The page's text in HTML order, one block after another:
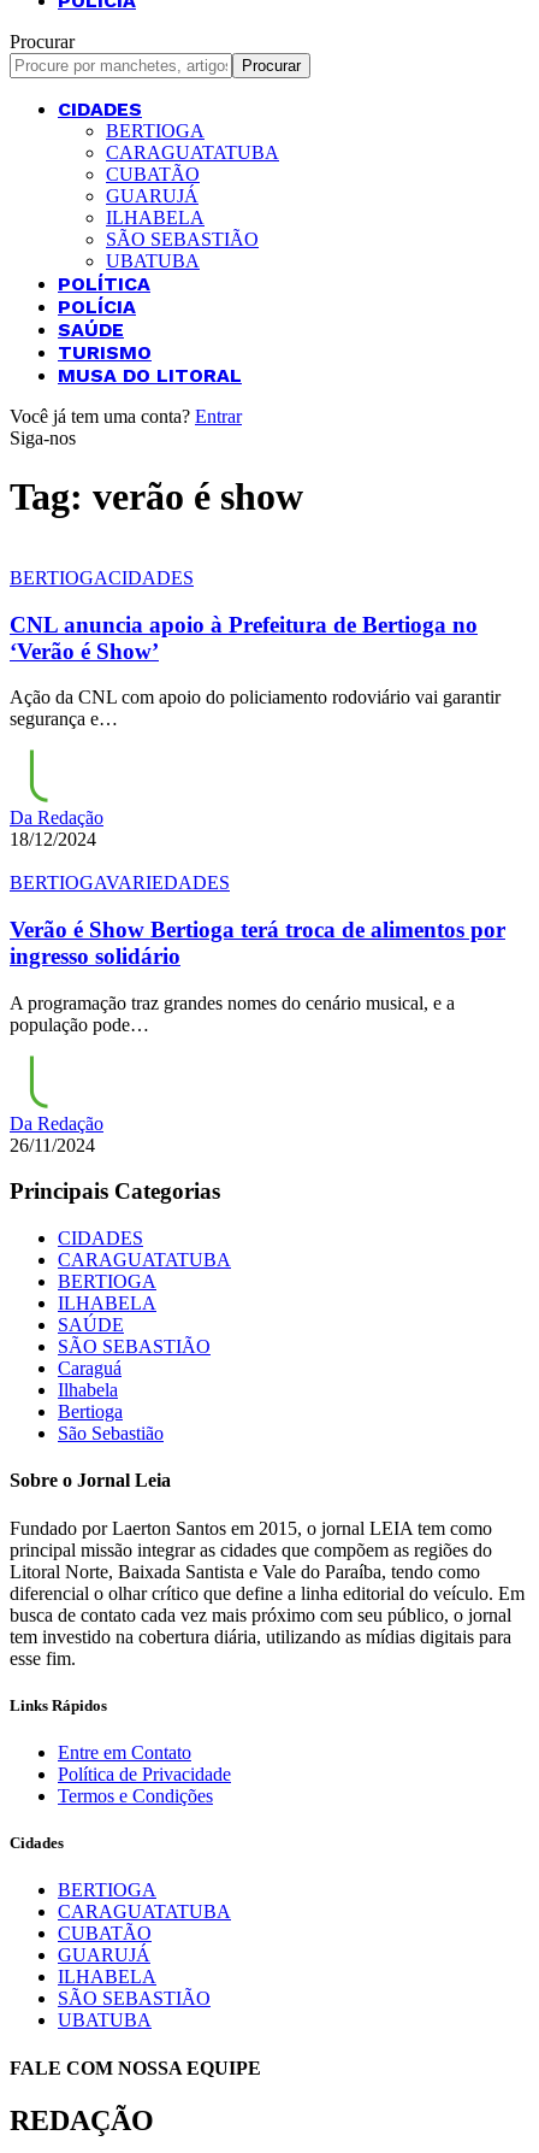
Procurar
CIDADES
BERTIOGA
CARAGUATATUBA
CUBATÃO
GUARUJÁ
ILHABELA
SÃO SEBASTIÃO
UBATUBA
POLÍTICA
POLÍCIA
SAÚDE
TURISMO
MUSA DO LITORAL
Você já tem uma conta? Entrar
Siga-nos
Tag: verão é show
BERTIOGACIDADES
CNL anuncia apoio à Prefeitura de Bertioga no
‘Verão é Show’
Ação da CNL com apoio do policiamento rodoviário vai garantir
segurança e…
Da Redação
18/12/2024
BERTIOGAVARIEDADES
Verão é Show Bertioga terá troca de alimentos por
ingresso solidário
A programação traz grandes nomes do cenário musical, e a
população pode…
Da Redação
26/11/2024
Principais Categorias
CIDADES
CARAGUATATUBA
BERTIOGA
ILHABELA
SAÚDE
SÃO SEBASTIÃO
Caraguá
Ilhabela
Bertioga
São Sebastião
Sobre o Jornal Leia
Fundado por Laerton Santos em 2015, o jornal LEIA tem como
principal missão integrar as cidades que compõem as regiões do
Litoral Norte, Baixada Santista e Vale do Paraíba, tendo como
diferencial o olhar crítico que define a linha editorial do veículo. Em
busca de contato cada vez mais próximo com seu público, o jornal
tem investido na cobertura diária, utilizando as mídias digitais para
esse fim.
Links Rápidos
Entre em Contato
Política de Privacidade
Termos e Condições
Cidades
BERTIOGA
CARAGUATATUBA
CUBATÃO
GUARUJÁ
ILHABELA
SÃO SEBASTIÃO
UBATUBA
FALE COM NOSSA EQUIPE
REDAÇÃO